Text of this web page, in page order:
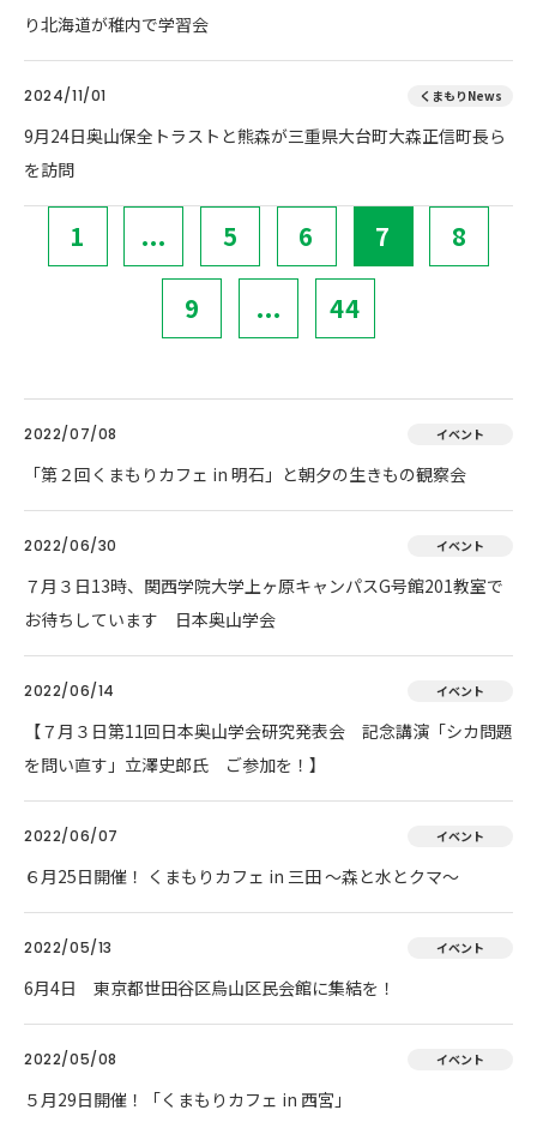
り北海道が稚内で学習会
2024/11/01 くまもりNews
9月24日奥山保全トラストと熊森が三重県大台町大森正信町長ら
を訪問
1 ... 5 6 7 8
9 ... 44
2022/07/08 イベント
「第２回くまもりカフェ in 明石」と朝夕の生きもの観察会
2022/06/30 イベント
７月３日13時、関西学院大学上ヶ原キャンパスG号館201教室で
お待ちしています 日本奥山学会
2022/06/14 イベント
【７月３日第11回日本奥山学会研究発表会 記念講演「シカ問題
を問い直す」立澤史郎氏 ご参加を！】
2022/06/07 イベント
６月25日開催！ くまもりカフェ in 三田 ～森と水とクマ～
2022/05/13 イベント
6月4日 東京都世田谷区烏山区民会館に集結を！
2022/05/08 イベント
５月29日開催！「くまもりカフェ in 西宮」